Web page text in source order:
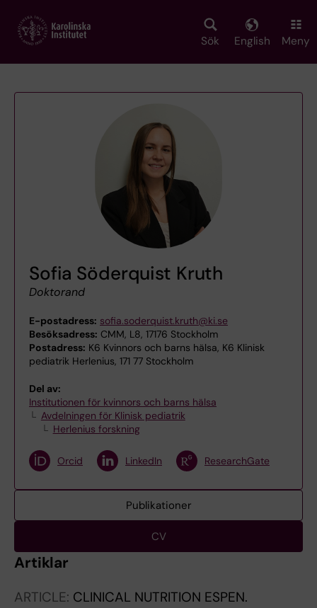
main
Sök English Meny
Sofia Söderquist Kruth
Doktorand
E-postadress: sofia.soderquist.kruth@ki.se
Besöksadress: CMM, L8, 17176 Stockholm
Postadress: K6 Kvinnors och barns hälsa, K6 Klinisk
pediatrik Herlenius, 171 77 Stockholm
Del av:
Institutionen för kvinnors och barns hälsa
Avdelningen för Klinisk pediatrik
Herlenius forskning
Orcid LinkedIn ResearchGate
Publikationer
CV
Artiklar
ARTICLE: CLINICAL NUTRITION ESPEN.